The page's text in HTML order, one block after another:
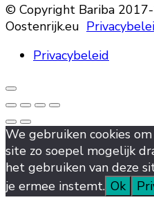
© Copyright Bariba
Oostenrijk.eu
Privacybeleid
We gebruiken cookies
site zo soepel mogelijk
het gebruiken van deze
je ermee instemt. Ok